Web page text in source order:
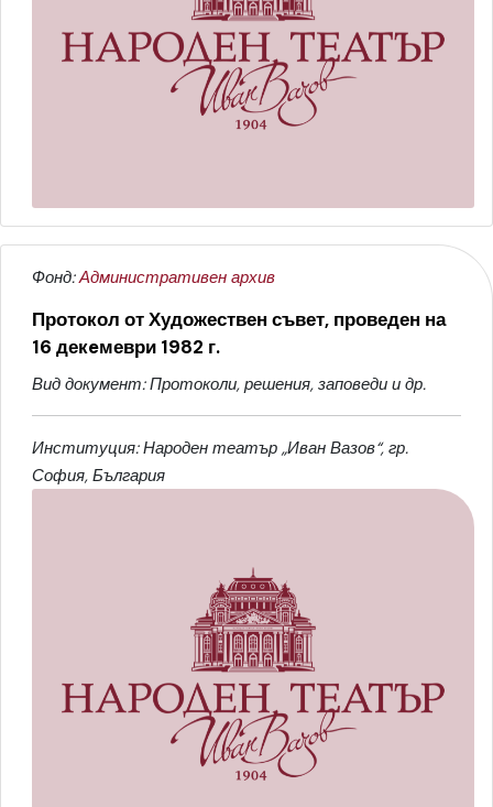
Фонд:Административен архив
Протокол от Художествен съвет, проведен на
16 декeмеври 1982 г.
Вид документ: Протоколи, решения, заповеди и др.
Институция: Народен театър „Иван Вазов“, гр.
София, България